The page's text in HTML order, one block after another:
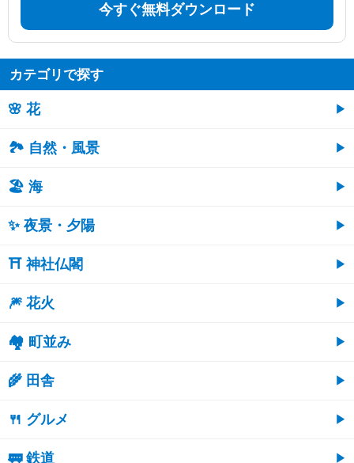
今すぐ無料ダウンロード
カテゴリで探す
🌸 花
🏞️ 自然・風景
🏖 海
✨ 夜景・夕陽
⛩ 神社仏閣
🎆 花火
🏘 町並み
🌾 田舎
🍴 グルメ
🚃 鉄道